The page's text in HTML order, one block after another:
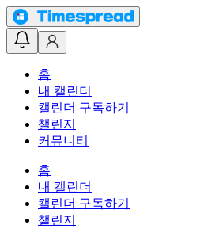
홈
내 캘린더
캘린더 구독하기
챌린지
커뮤니티
홈
내 캘린더
캘린더 구독하기
챌린지